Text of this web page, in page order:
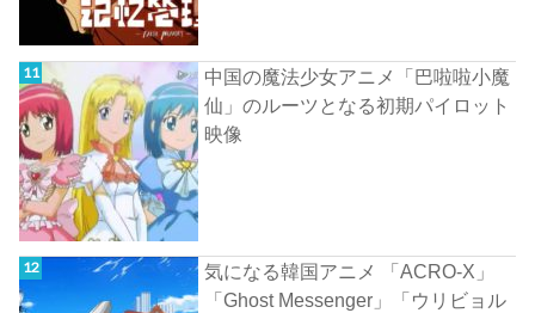
中国の魔法少女アニメ「巴啦啦小魔
仙」のルーツとなる初期パイロット
映像
気になる韓国アニメ 「ACRO-X」
「Ghost Messenger」「ウリビョル